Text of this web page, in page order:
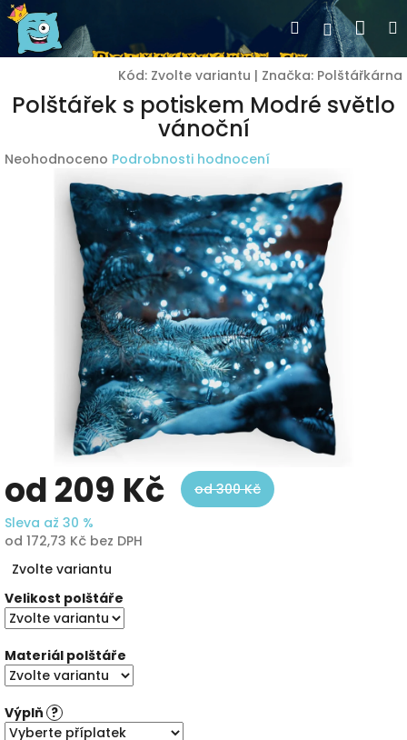
Přejít
na
obsah
Hledat
Kód: Zvolte variantu | Značka: Polštářkárna
Polštářek s potiskem Modré světlo
vánoční
Průměrné
Neohodnoceno Podrobnosti hodnocení
od209 Kč
od 300 Kč
Sleva až 30 %
od 172,73 Kč bez DPH
cena:
Zvolte variantu
Velikost polštáře
Materiál polštáře
Výplň ?